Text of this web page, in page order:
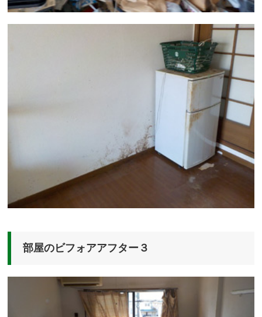
部屋のビフォアアフター３